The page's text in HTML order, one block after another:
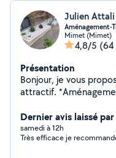
Julien Attali
Aménagement-
Mimet (Mimet)
4,8/5 (64
Présentation
Bonjour, je vous
attractif. *Aménagement et décoration* - pierre de
très attractif - création
création de cache climatiseur - pose
place de parking - pose de
Dernier avis laissé
samedi à 12h
Très efficace je